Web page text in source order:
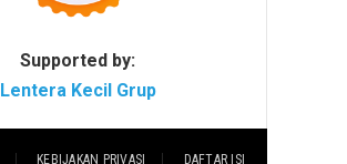
Supported by:
Lentera Kecil Grup
KEBIJAKAN PRIVASI DAFTAR ISI